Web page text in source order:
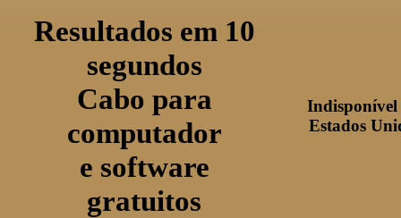
Resultados em 10
segundos
Cabo para
computador
e software
gratuitos
Indisponível
Estados